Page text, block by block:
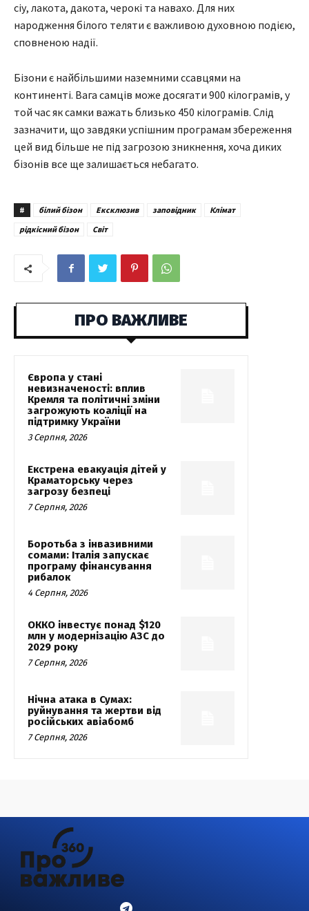
сіу, лакота, дакота, черокі та навахо. Для них
народження білого теляти є важливою духовною подією,
сповненою надії.
Бізони є найбільшими наземними ссавцями на
континенті. Вага самців може досягати 900 кілограмів, у
той час як самки важать близько 450 кілограмів. Слід
зазначити, що завдяки успішним програмам збереження
цей вид більше не під загрозою зникнення, хоча диких
бізонів все ще залишається небагато.
# білий бізон Ексклюзив заповідник
Клімат
рідкісний бізон
Світ
ПРО ВАЖЛИВЕ
Європа у стані
невизначеності: вплив
Кремля та політичні зміни
загрожують коаліції на
підтримку України
3 Серпня, 2026
Екстрена евакуація дітей у
Краматорську через
загрозу безпеці
7 Серпня, 2026
Боротьба з інвазивними
сомами: Італія запускає
програму фінансування
рибалок
4 Серпня, 2026
ОККО інвестує понад $120
млн у модернізацію АЗС до
2029 року
7 Серпня, 2026
Нічна атака в Сумах:
руйнування та жертви від
російських авіабомб
7 Серпня, 2026